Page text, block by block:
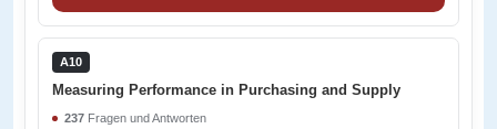
A10
Measuring Performance in Purchasing and Supply
237 Fragen und Antworten